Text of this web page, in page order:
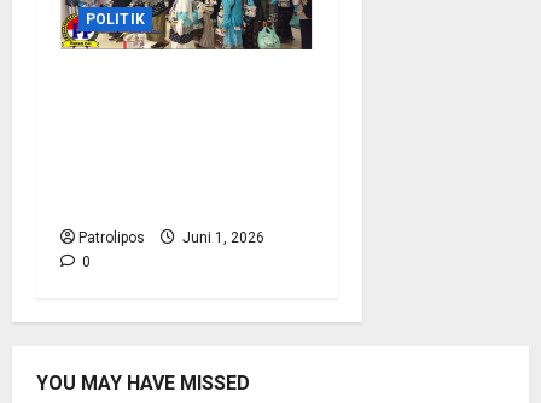
POLITIK
Patrolipos
Juni 1, 2026
0
YOU MAY HAVE MISSED